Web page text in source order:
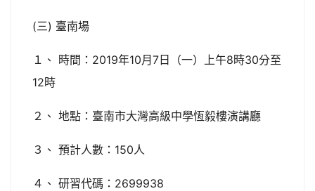
(三) 臺南場
１、 時間：2019年10月7日（一）上午8時30分至
12時
２、 地點：臺南市大灣高級中學恆毅樓演講廳
３、 預計人數：150人
４、 研習代碼：2699938